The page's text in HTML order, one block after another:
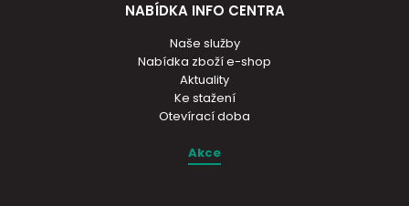
NABÍDKA INFO CENTRA
Naše služby
Nabídka zboží e-shop
Aktuality
Ke stažení
Otevírací doba
Akce